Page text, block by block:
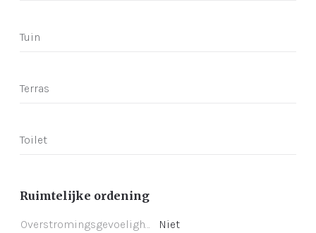
Tuin
Terras
Toilet
Ruimtelijke ordening
Niet